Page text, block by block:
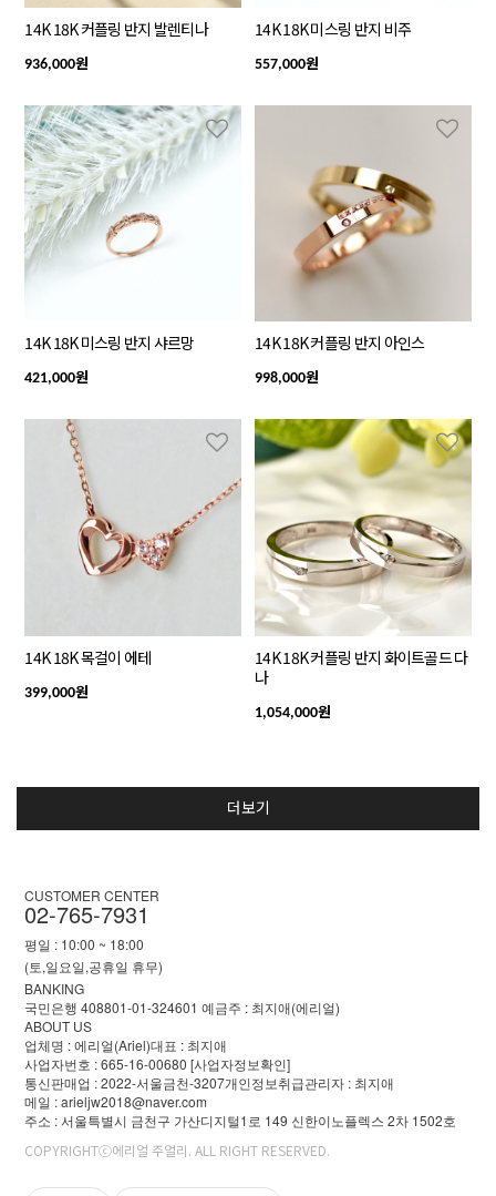
14K 18K 커플링 반지 발렌티나
936,000원
14K 18K 미스링 반지 비주
557,000원
14K 18K 미스링 반지 샤르망
421,000원
14K 18K 커플링 반지 아인스
998,000원
14K 18K 목걸이 에테
399,000원
14K 18K 커플링 반지 화이트골드 다
나
1,054,000원
더보기
CUSTOMER CENTER
02-765-7931
평일 : 10:00 ~ 18:00
(토,일요일,공휴일 휴무)
BANKING
국민은행 408801-01-324601 예금주 : 최지애(에리얼)
ABOUT US
업체명 : 에리얼(Ariel)대표 : 최지애
사업자번호 : 665-16-00680[사업자정보확인]
통신판매업 : 2022-서울금천-3207개인정보취급관리자 : 최지애
메일 : arieljw2018@naver.com
주소 : 서울특별시 금천구 가산디지털1로 149 신한이노플렉스 2차 1502호
COPYRIGHTⓒ에리얼 주얼리. ALL RIGHT RESERVED.